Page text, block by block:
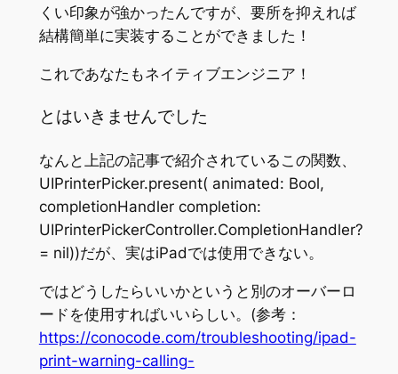
くい印象が強かったんですが、要所を抑えれば
結構簡単に実装することができました！
これであなたもネイティブエンジニア！
とはいきませんでした
なんと上記の記事で紹介されているこの関数、
UIPrinterPicker.present( animated: Bool,
completionHandler completion:
UIPrinterPickerController.CompletionHandler?
= nil))だが、実はiPadでは使用できない。
ではどうしたらいいかというと別のオーバーロ
ードを使用すればいいらしい。(参考：
https://conocode.com/troubleshooting/ipad-
print-warning-calling-